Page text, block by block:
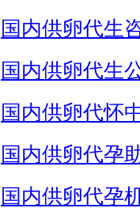
国内供卵代生
国内供卵代生
国内供卵代怀
国内供卵代孕
国内供卵代孕